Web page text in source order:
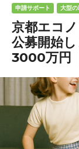
申請サポート 大型の
京都エコ
公募開始
3000万円